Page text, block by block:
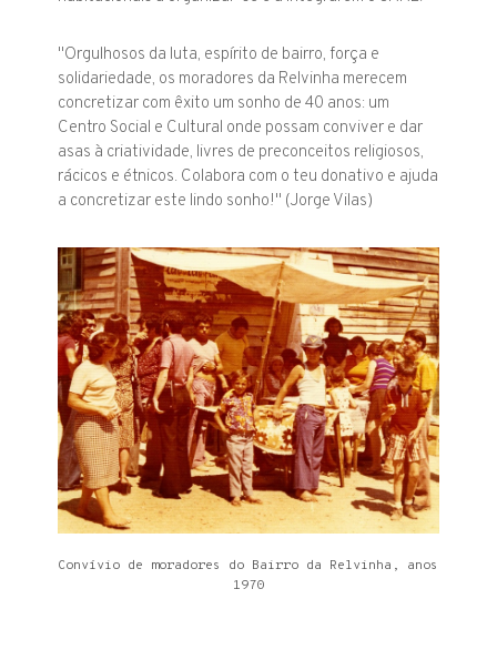
"Orgulhosos da luta, espírito de bairro, força e
solidariedade, os moradores da Relvinha merecem
concretizar com êxito um sonho de 40 anos: um
Centro Social e Cultural onde possam conviver e dar
asas à criatividade, livres de preconceitos religiosos,
rácicos e étnicos. Colabora com o teu donativo e ajuda
a concretizar este lindo sonho!" (Jorge Vilas)
Convívio de moradores do Bairro da Relvinha, anos
1970